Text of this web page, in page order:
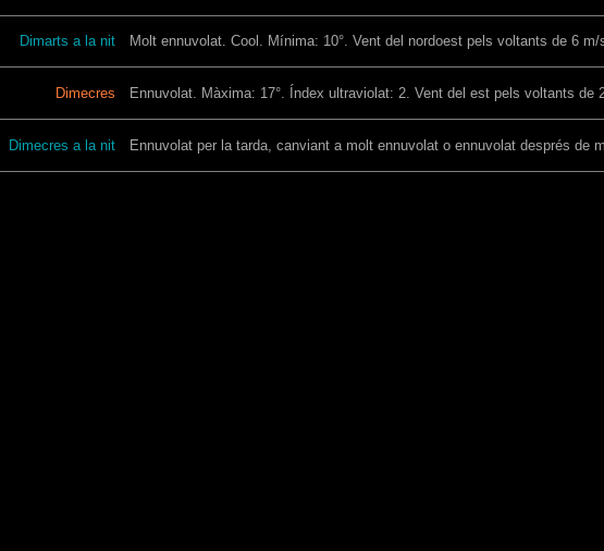
Dimarts a la nit Molt ennuvolat. Cool. Mínima: 10°. Vent del nordoest pels voltants de 6
Dimecres Ennuvolat. Màxima: 17°. Índex ultraviolat: 2. Vent del est pels voltants
Dimecres a la nit Ennuvolat per la tarda, canviant a molt ennuvolat o ennuvolat després